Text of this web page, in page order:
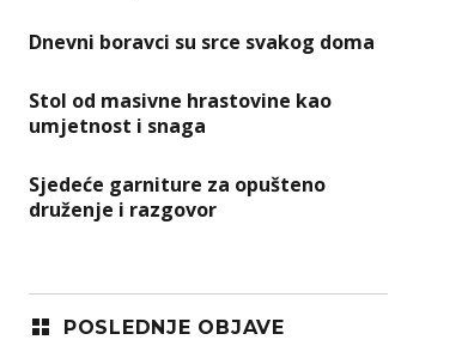
Dnevni boravci su srce svakog doma
Stol od masivne hrastovine kao
umjetnost i snaga
Sjedeće garniture za opušteno
druženje i razgovor
POSLEDNJE OBJAVE